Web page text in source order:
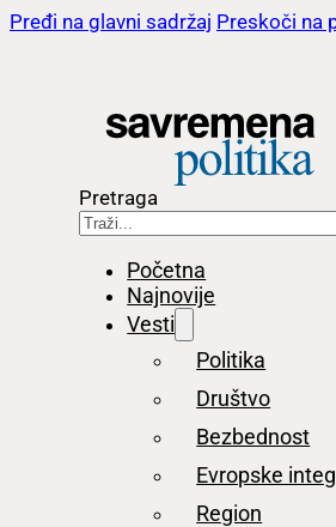
Pređi na glavni sadržaj Preskoči na
Pretraga
Početna
Najnovije
Vesti
Politika
Društvo
Bezbednost
Evropske
Region